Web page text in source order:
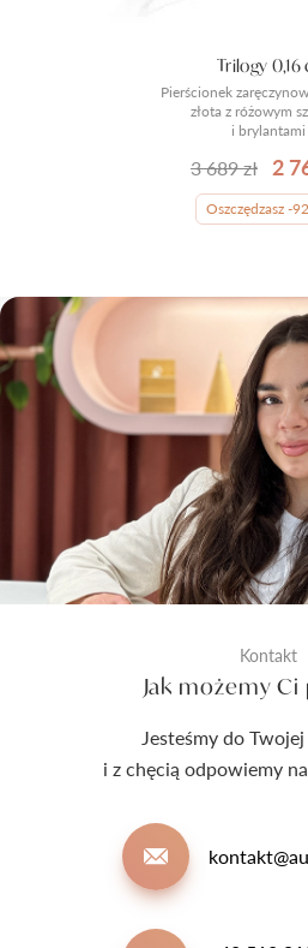
Pierścionek
złota z różowym
i brylantami
Trilogy 0,16
3 689 zł 2
Oszczędzasz -
Kontakt
Jak możemy
Jesteśmy do
i z chęcią odpowiemy